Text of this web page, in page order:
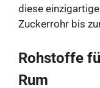
diese
Zuckerrohr bis
Rohstoffe
Rum